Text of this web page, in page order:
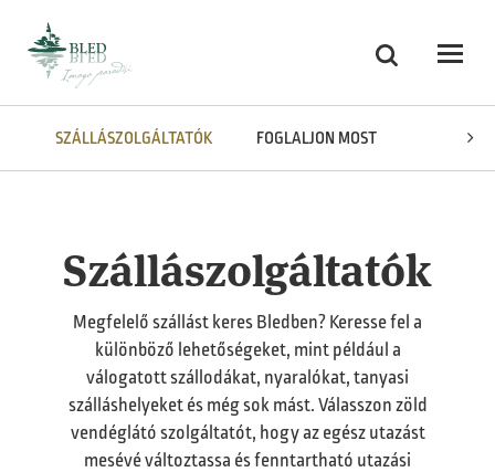
Keresés
Odpri
SZÁLLÁSZOLGÁLTATÓK FOGLALJON MOST A JÚLIAI
Szállászolgáltatók
Megfelelő szállást keres Bledben? Keresse fel a
különböző lehetőségeket, mint például a
válogatott szállodákat, nyaralókat, tanyasi
szálláshelyeket és még sok mást. Válasszon zöld
vendéglátó szolgáltatót, hogy az egész utazást
mesévé változtassa és fenntartható utazási